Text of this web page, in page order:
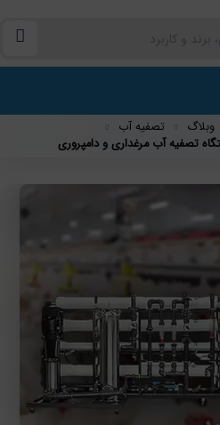
وبلاگ
تصفیه آب
تصفیه آب مرغداری و دامپروری